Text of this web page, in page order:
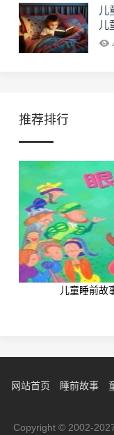
儿
儿
推荐排行
儿童睡前故
网站首页 睡前故事
Copyright © 2002-